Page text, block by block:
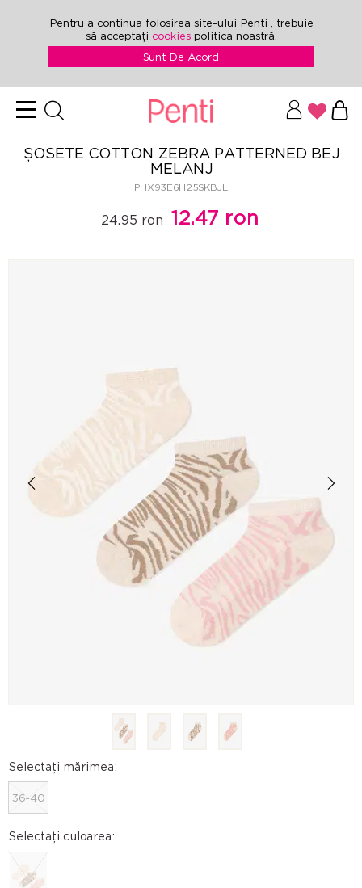
Pentru a continua folosirea site-ului Penti , trebuie
să acceptați cookies politica noastră.
Sunt De Acord
ȘOSETE COTTON ZEBRA PATTERNED BEJ
MELANJ
PHX93E6H25SKBJL
24.95 ron 12.47 ron
Selectați mărimea:
36-40
Selectați culoarea: